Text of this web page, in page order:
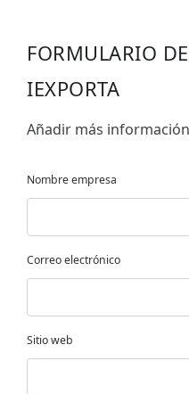
FORMULARIO
IEXPORTA
Añadir más
Nombre empresa
Correo electrónico
Sitio web